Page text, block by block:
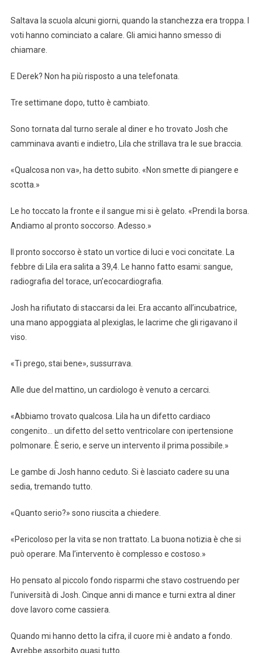
Saltava la scuola alcuni giorni, quando la stanchezza era troppa. I
voti hanno cominciato a calare. Gli amici hanno smesso di
chiamare.
E Derek? Non ha più risposto a una telefonata.
Tre settimane dopo, tutto è cambiato.
Sono tornata dal turno serale al diner e ho trovato Josh che
camminava avanti e indietro, Lila che strillava tra le sue braccia.
«Qualcosa non va», ha detto subito. «Non smette di piangere e
scotta.»
Le ho toccato la fronte e il sangue mi si è gelato. «Prendi la borsa.
Andiamo al pronto soccorso. Adesso.»
Il pronto soccorso è stato un vortice di luci e voci concitate. La
febbre di Lila era salita a 39,4. Le hanno fatto esami: sangue,
radiografia del torace, un’ecocardiografia.
Josh ha rifiutato di staccarsi da lei. Era accanto all’incubatrice,
una mano appoggiata al plexiglas, le lacrime che gli rigavano il
viso.
«Ti prego, stai bene», sussurrava.
Alle due del mattino, un cardiologo è venuto a cercarci.
«Abbiamo trovato qualcosa. Lila ha un difetto cardiaco
congenito… un difetto del setto ventricolare con ipertensione
polmonare. È serio, e serve un intervento il prima possibile.»
Le gambe di Josh hanno ceduto. Si è lasciato cadere su una
sedia, tremando tutto.
«Quanto serio?» sono riuscita a chiedere.
«Pericoloso per la vita se non trattato. La buona notizia è che si
può operare. Ma l’intervento è complesso e costoso.»
Ho pensato al piccolo fondo risparmi che stavo costruendo per
l’università di Josh. Cinque anni di mance e turni extra al diner
dove lavoro come cassiera.
Quando mi hanno detto la cifra, il cuore mi è andato a fondo.
Avrebbe assorbito quasi tutto.